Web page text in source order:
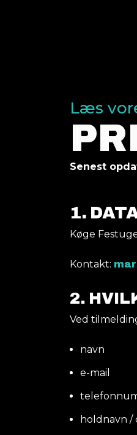
Læs
Senest
1.
Køge
Kontakt:
2.
Ved
navn
e-mail
holdnavn /